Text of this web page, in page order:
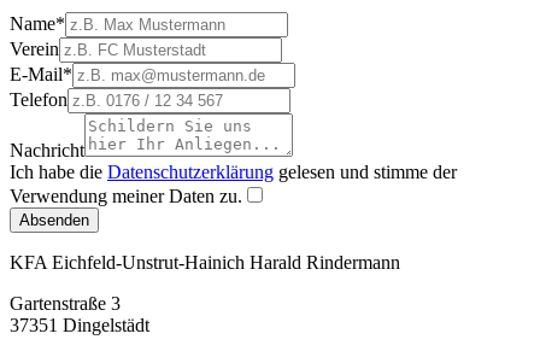
Name*
Verein
E-Mail*
Telefon
Nachricht
Ich habe die Datenschutzerklärung gelesen und stimme der
Verwendung meiner Daten zu.
Absenden
KFA Eichfeld-Unstrut-Hainich Harald Rindermann
Gartenstraße 3
37351 Dingelstädt